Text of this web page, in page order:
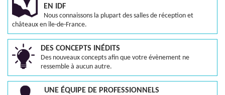
EN IDF
Nous connaissons la plupart des salles de réception et
châteaux en île-de-France.
DES CONCEPTS INÉDITS
Des nouveaux concepts afin que votre évènement ne
ressemble à aucun autre.
UNE ÉQUIPE DE PROFESSIONNELS